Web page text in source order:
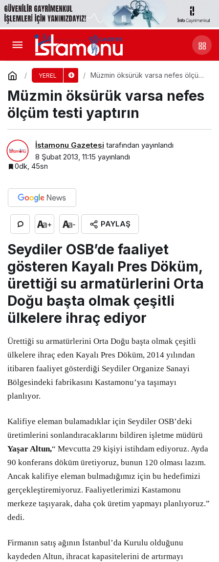
YEREL
Müzmin öksürük varsa nefes ölçüm
Müzmin öksürük varsa nefes
ölçüm testi yaptırın
İstamonu Gazetesi tarafından yayınlandı
8 Şubat 2013, 11:15 yayınlandı
0dk, 45sn
+ - PAYLAŞ
Seydiler OSB’de faaliyet
gösteren Kayalı Pres Döküm,
ürettiği su armatürlerini Orta
Doğu başta olmak çeşitli
ülkelere ihraç ediyor
Ürettiği su armatürlerini Orta Doğu başta olmak çeşitli
ülkelere ihraç eden Kayalı Pres Döküm, 2014 yılından
itibaren faaliyet gösterdiği Seydiler Organize Sanayi
Bölgesindeki fabrikasını Kastamonu’ya taşımayı
planlıyor.
Kalifiye eleman bulamadıklar için Seydiler OSB’deki
üretimlerini sonlandıracaklarını bildiren işletme müdürü
Yaşar Altun,“ Mevcutta 29 kişiyi istihdam ediyoruz. Ayda
90 konferans döküm üretiyoruz, bunun 120 olması lazım.
Ancak kalifiye eleman bulmadığımız için bu hedefimizi
gerçekleştiremiyoruz. Faaliyetlerimizi Kastamonu
merkeze taşıyarak, daha çok üretim yapmayı planlıyoruz.”
dedi.
Firmanın satış ağının İstanbul’da Kurulu olduğunu
kaydeden Altun, ihracat kapasitelerini de artırmayı